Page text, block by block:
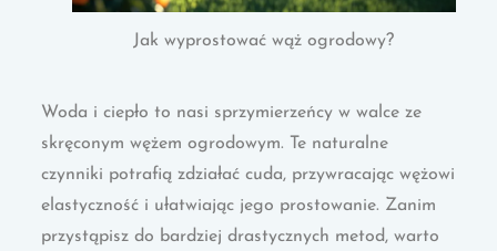
Jak wyprostować wąż ogrodowy?
Woda i ciepło to nasi sprzymierzeńcy w walce ze
skręconym wężem ogrodowym. Te naturalne
czynniki potrafią zdziałać cuda, przywracając wężowi
elastyczność i ułatwiając jego prostowanie. Zanim
przystąpisz do bardziej drastycznych metod, warto